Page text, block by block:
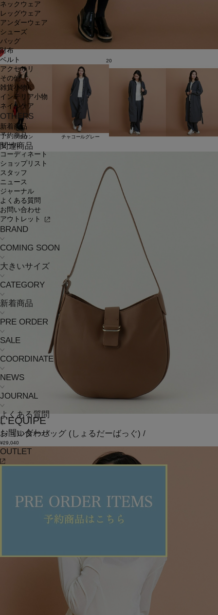
ネックウェア
レッグウェア
アンダーウェア
シューズ
バッグ
財布
ベルト
アクセサリ
その他
雑貨小物
インテリア小物
ネイルケア
OTHERS
新着商品
予約商品
セール
コーディネート
ショップリスト
スタッフ
ニュース
ジャーナル
よくある質問
お問い合わせ
アウトレット
BRAND
COMING SOON
大きいサイズ
CATEGORY
新着商品
PRE ORDER
SALE
COORDINATE
NEWS
JOURNAL
よくある質問
お問い合わせ
OUTLET
20
ブラウン チャコールグレー
関連商品
L'EQUIPE
ショルダーバッグ (しょるだーばっぐ) /
¥29,040